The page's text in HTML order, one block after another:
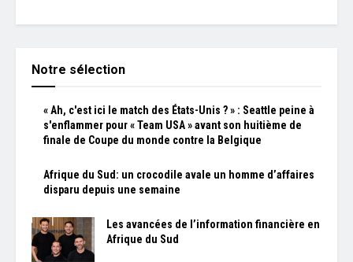
Notre sélection
« Ah, c'est ici le match des États-Unis ? » : Seattle peine à
s'enflammer pour « Team USA » avant son huitième de
finale de Coupe du monde contre la Belgique
Afrique du Sud: un crocodile avale un homme d’affaires
disparu depuis une semaine
Les avancées de l’information financière en
Afrique du Sud